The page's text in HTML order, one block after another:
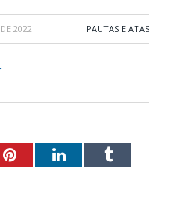
2022 PAUTAS E ATAS
PinterestLinkedInTumblr